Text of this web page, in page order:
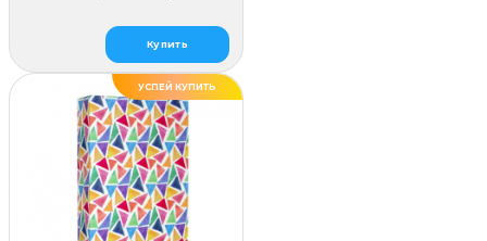
Купить
УСПЕЙ КУПИТЬ